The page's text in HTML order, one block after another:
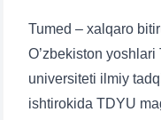
Tumed – xalqaro
O’zbekiston yoshlari
universiteti ilmiy
ishtirokida TDYU